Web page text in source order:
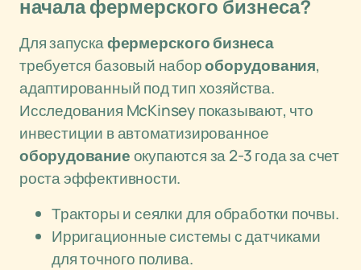
начала фермерского бизнеса?
Для запускафермерского бизнеса
требуется базовый набороборудования,
адаптированный под тип хозяйства.
Исследования McKinsey показывают, что
инвестиции в автоматизированное
оборудованиеокупаются за 2-3 года за счет
роста эффективности.
Тракторы и сеялки для обработки почвы.
Ирригационные системы с датчиками
для точного полива.